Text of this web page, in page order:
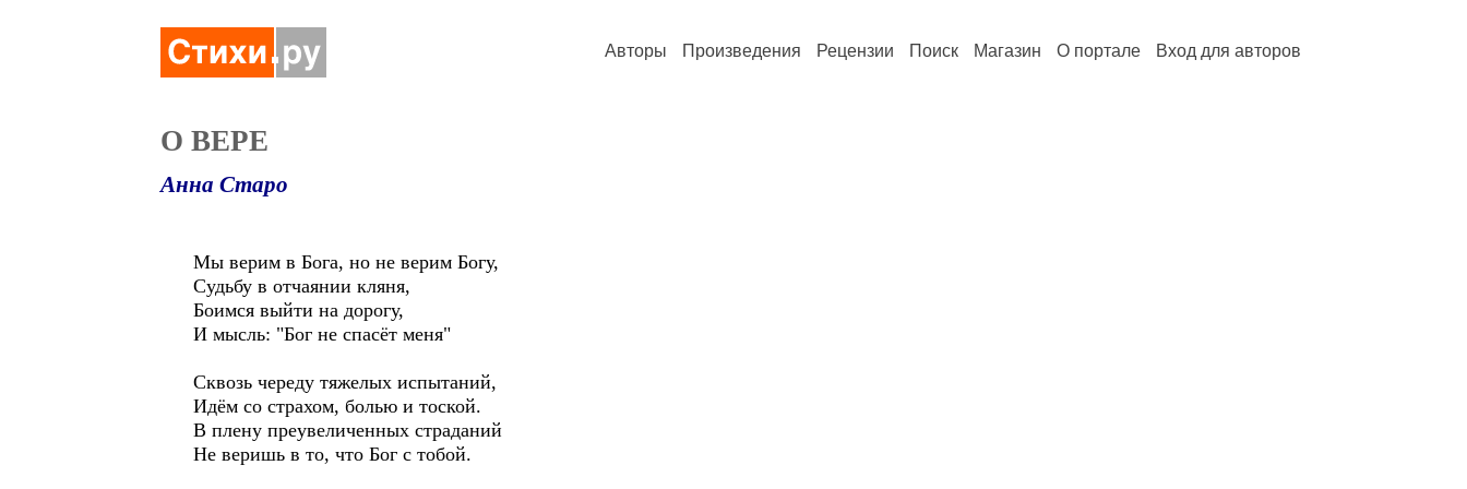
Авторы Произведения Рецензии Поиск Магазин О портале Вход для авторов
О ВЕРЕ
Анна Старо
Мы верим в Бога, но не верим Богу,
Судьбу в отчаянии кляня,
Боимся выйти на дорогу,
И мысль: "Бог не спасёт меня"
Сквозь череду тяжелых испытаний,
Идём со страхом, болью и тоской.
В плену преувеличенных страданий
Не веришь в то, что Бог с тобой.